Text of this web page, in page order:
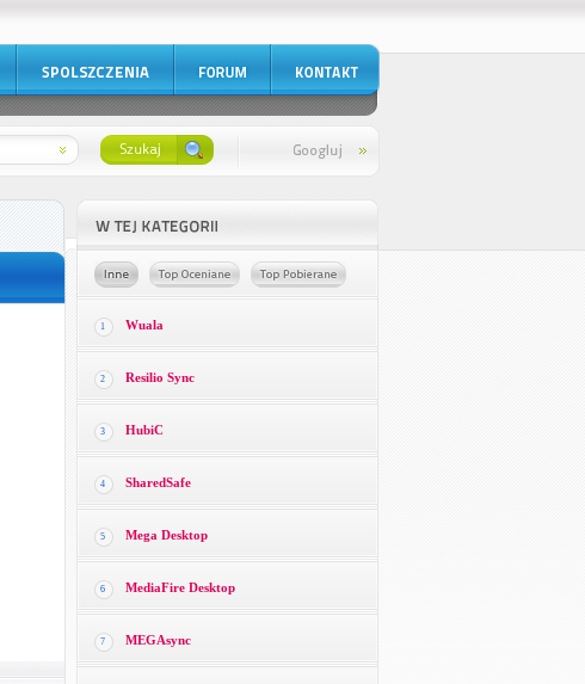
1 Wuala
2 Resilio Sync
3 HubiC
4 SharedSafe
5 Mega Desktop
6 MediaFire Desktop
7 MEGAsync